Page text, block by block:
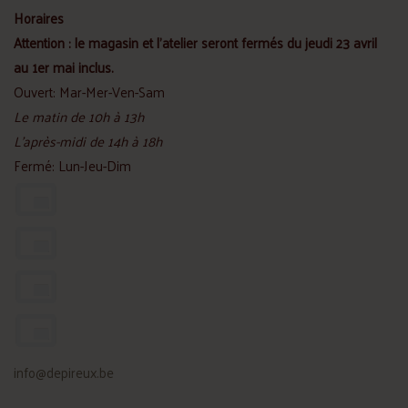
Horaires
Attention : le magasin et l'atelier seront fermés du jeudi 23 avril
au 1er mai inclus.
Ouvert: Mar-Mer-Ven-Sam
Le matin de 10h à 13h
L'après-midi de 14h à 18h
Fermé: Lun-Jeu-Dim
info@depireux.be